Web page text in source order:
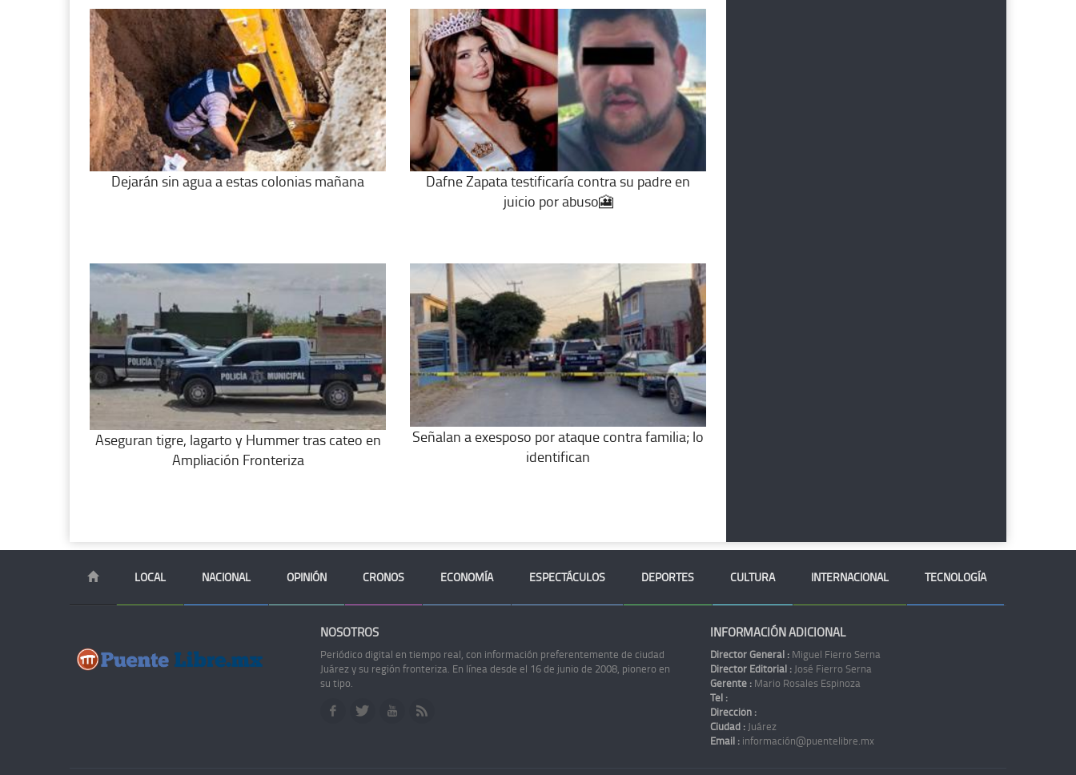
Dejarán sin agua a estas colonias mañana
Dafne Zapata testificaría contra su padre en
juicio por abuso🎦
Aseguran tigre, lagarto y Hummer tras cateo en
Ampliación Fronteriza
Señalan a exesposo por ataque contra familia; lo
identifican
LOCAL NACIONAL OPINIÓN CRONOS ECONOMÍA ESPECTÁCULOS DEPORTES CULTURA INTERNACIONAL TECNOLOGÍA
NOSOTROS
Periódico digital en tiempo real, con información preferentemente de ciudad
Juárez y su región fronteriza. En línea desde el 16 de junio de 2008, pionero en
su tipo.
INFORMACIÓN ADICIONAL
Director General : Miguel Fierro Serna
Director Editorial : José Fierro Serna
Gerente : Mario Rosales Espinoza
Tel :
Dirección :
Ciudad : Juárez
Email : información@puentelibre.mx